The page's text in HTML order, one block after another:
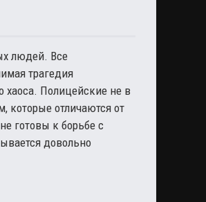
людей. Все
трагедия
хаоса. Полицейские не в
которые отличаются от
готовы к борьбе с
довольно